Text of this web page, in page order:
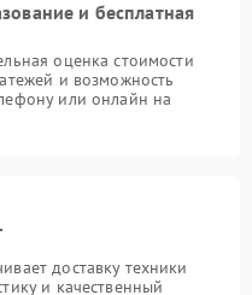
и бесплатная
оценка стоимости
и возможность
или онлайн на
доставку техники
и качественный